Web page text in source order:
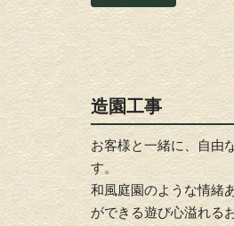
造園工事
お客様と一緒に、自由
す。
和風庭園のような情緒
ができる遊び心溢れる